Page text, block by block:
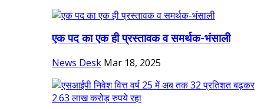
एक पद का एक ही प्रस्तावक व समर्थक-भंसाली
News Desk Mar 18, 2025